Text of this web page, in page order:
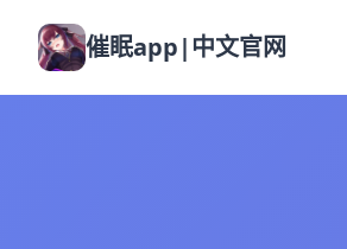
催眠app|中文官网